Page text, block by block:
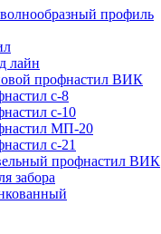
профиль
лайн
профнастил ВИК
с-8
с-10
МП-20
с-21
профнастил ВИК
забора